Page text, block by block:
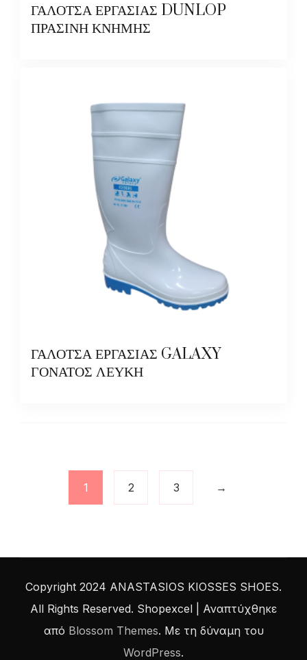
ΓΑΛΟΤΣΑ ΕΡΓΑΣΙΑΣ DUNLOP
ΠΡΑΣΙΝΗ ΚΝΗΜΗΣ
ΓΑΛΟΤΣΑ ΕΡΓΑΣΙΑΣ GALAXY
ΓΟΝΑΤΟΣ ΛΕΥΚΗ
1 2 3 →
Copyright 2024 ANASTASIOS KIOSSES SHOES.
All Rights Reserved. Shopexcel | Αναπτύχθηκε
από Blossom Themes. Με τη δύναμη του
WordPress.